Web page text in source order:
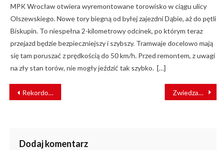
MPK Wrocław otwiera wyremontowane torowisko w ciągu ulicy
Olszewskiego. Nowe tory biegną od byłej zajezdni Dąbie, aż do pętli
Biskupin. To niespełna 2-kilometrowy odcinek, po którym teraz
przejazd będzie bezpieczniejszy i szybszy. Tramwaje docelowo mają
się tam poruszać z prędkością do 50 km/h. Przed remontem, z uwagi
na zły stan torów, nie mogły jeździć tak szybko. […]
NAWIGACJA
WPISU
Rekordowy rok Kolei Wielkopolskich Zwiedzanie fabryki i wyjątkowy obraz. FPS gra z WOŚP
Dodaj komentarz